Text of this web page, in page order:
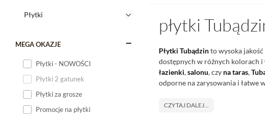
MEGA OKAZJE
Płytki - NOWOŚCI
Płytki 2 gatunek
Płytki za grosze
Promocje na płytki
płytki
Płytki Tubądzinto wysoka
dostępnych w różnych kolorach i
łazienki,salonu, czy na taras,
odporne na zarysowania i łatwe
CZYTAJ DALEJ...